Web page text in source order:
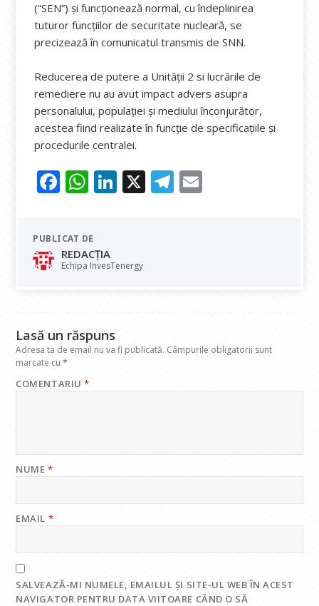
(“SEN”) și funcționează normal, cu îndeplinirea
tuturor funcțiilor de securitate nucleară, se
precizează în comunicatul transmis de SNN.
Reducerea de putere a Unității 2 si lucrările de
remediere nu au avut impact advers asupra
personalului, populației și mediului înconjurător,
acestea fiind realizate în funcție de specificațiile și
procedurile centralei.
F
e
b
o
W
at
s
A
Li
dI
X T
PUBLICAT DE
REDACȚIA
Echipa InvesTenergy
Lasă un răspuns
Adresa ta de email nu va fi publicată. Câmpurile obligatorii sunt
marcate cu*
COMENTARIU*
NUME*
EMAIL *
SALVEAZĂ-MI NUMELE, EMAILUL ȘI SITE-UL WEB ÎN ACEST
NAVIGATOR PENTRU DATA VIITOARE CÂND O SĂ